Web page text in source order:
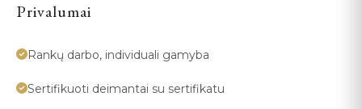
Privalumai
Rankų darbo, individuali gamyba
Sertifikuoti deimantai su sertifikatu